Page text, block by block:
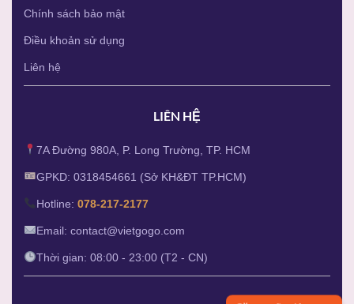
Chính sách bảo mật
Điều khoản sử dụng
Liên hệ
LIÊN HỆ
7A Đường 980A, P. Long Trường, TP. HCM
GPKD: 0318454661 (Sở KH&ĐT TP.HCM)
Hotline: 078-217-2177
Email: contact@vietgogo.com
Thời gian: 08:00 - 23:00 (T2 - CN)